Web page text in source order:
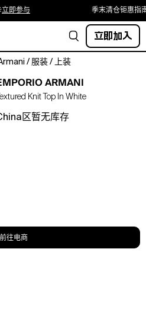
立即参与 季末清仓钜惠指
立即加入
/ 服装 /
上装
ARMANI
Textured Knit Top In White
区暂无库存
前往电商